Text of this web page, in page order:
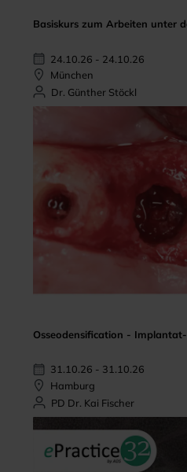
Basiskurs zum Arbeiten unter
24.10.26 - 24.10.26
München
Dr. Günther Stöckl
Osseodensification -
31.10.26 - 31.10.26
Hamburg
PD Dr. Kai Fischer